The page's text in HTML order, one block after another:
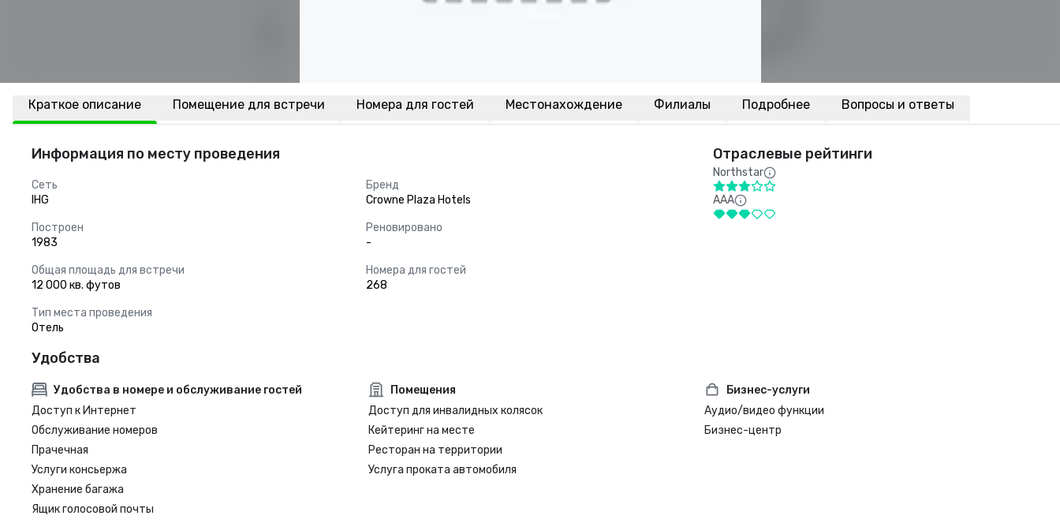
Краткое описание Помещение для встречи Номера для гостей Местонахождение Филиалы Подробнее Вопросы и ответы
Информация по месту проведения
Сеть
IHG
Бренд
Crowne Plaza Hotels
Построен
1983
Реновировано
-
Общая площадь для встречи
12 000 кв. футов
Номера для гостей
268
Тип места проведения
Отель
Отраслевые рейтинги
Northstar
AAA
Удобства
Удобства в номере и обслуживание гостей
Доступ к Интернет
Обслуживание номеров
Прачечная
Услуги консьержа
Хранение багажа
Ящик голосовой почты
Помещения
Доступ для инвалидных колясок
Кейтеринг на месте
Ресторан на территории
Услуга проката автомобиля
Бизнес-услуги
Аудио/видео функции
Бизнес-центр